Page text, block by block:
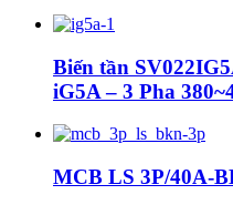
Biến tần
iG5A – 3 Pha
MCB LS 3P/40A-